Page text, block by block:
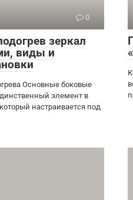
0
зеркал
виды и
Основные боковые
элемент в
настраивается под